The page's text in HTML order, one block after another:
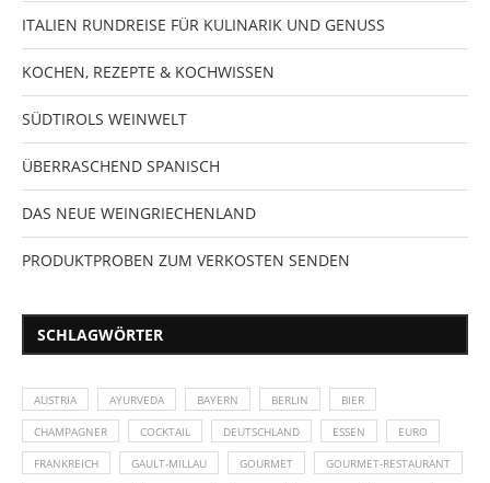
ITALIEN RUNDREISE FÜR KULINARIK UND GENUSS
KOCHEN, REZEPTE & KOCHWISSEN
SÜDTIROLS WEINWELT
ÜBERRASCHEND SPANISCH
DAS NEUE WEINGRIECHENLAND
PRODUKTPROBEN ZUM VERKOSTEN SENDEN
SCHLAGWÖRTER
AUSTRIA AYURVEDA BAYERN BERLIN BIER
CHAMPAGNER COCKTAIL DEUTSCHLAND ESSEN EURO
FRANKREICH GAULT-MILLAU GOURMET GOURMET-RESTAURANT